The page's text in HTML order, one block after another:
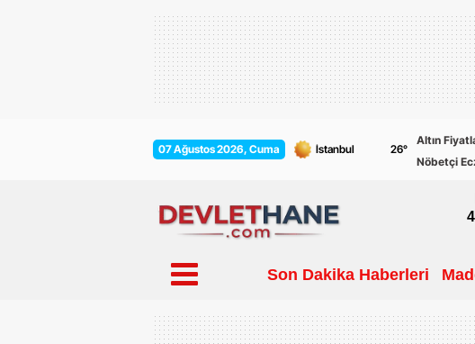
07 Ağustos 2026, Cuma 26°
Altın
Nöbetçi
Son Dakika Haberleri